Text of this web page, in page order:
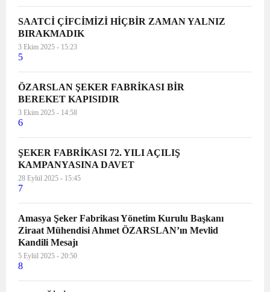
çarpıttığı verilerle şiddetin
azaldığını iddia ediyor. Hayattan
koparılanın bir evlat, bir anne, bir
abla, bir kardeş, bir arkadaş, bir
dost olduğu gerçeği yok sayılıyor.
ölümü” denilerek kapatılmak
çocuğun davasında “çocuğun
rızası”ndan bahsediliyor. Kadına ve
çocuğa yönelik şiddet uygulayanlar
cezasızlık politikası ile
ödüllendiriliyor. Kırmızı çizgimiz
olan İstanbul Sözleşmesi
Sayılı Şiddet Yasası’na göz dikiliyor.
Cumhuriyetin biz kadınlar
üzerindeki en önemli
kazanımlarından olan Medeni
Kanun budanmaya çalışılıyor.
SAATCİ ÇİFCİMİZİ HİÇBİR ZAMAN YALNIZ
BIRAKMADIK
3 Ekim 2025 - 15:23
5
ÖZARSLAN ŞEKER FABRİKASI BİR
BEREKET KAPISIDIR
3 Ekim 2025 - 14:58
6
ŞEKER FABRİKASI 72. YILI AÇILIŞ
KAMPANYASINA DAVET
28 Eylül 2025 - 15:45
7
Amasya Şeker Fabrikası Yönetim Kurulu Başkanı
Ziraat Mühendisi Ahmet ÖZARSLAN’ın Mevlid
Kandili Mesajı
5 Eylül 2025 - 20:50
8